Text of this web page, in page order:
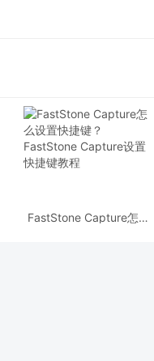
FastStone Capture怎么